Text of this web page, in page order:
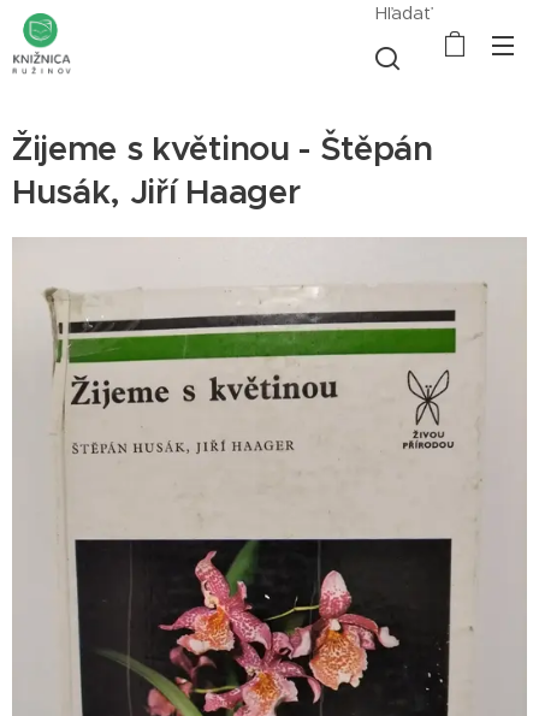
Hľadať
Žijeme s květinou - Štěpán
Husák, Jiří Haager